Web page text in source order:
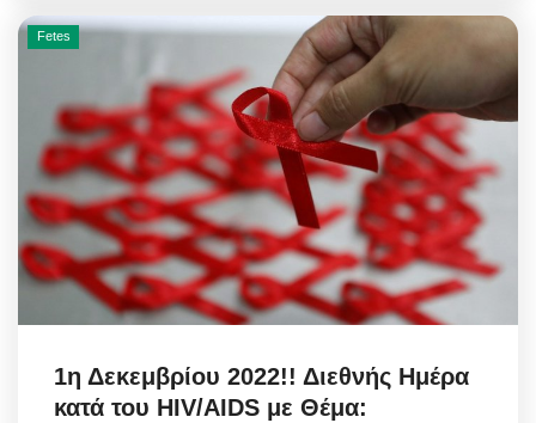
Fetes
1η Δεκεμβρίου 2022!! Διεθνής Ημέρα
κατά του HIV/AIDS με Θέμα: